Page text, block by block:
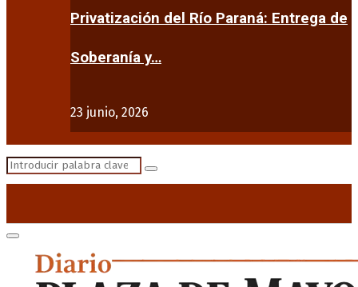
Privatización del Río Paraná: Entrega de
Soberanía y…
23 junio, 2026
Search
Search
Primary
Menu